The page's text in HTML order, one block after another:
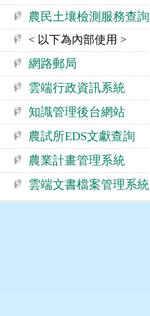
農民土壤檢測服務查詢
< 以下為內部使用 >
網路郵局
雲端行政資訊系統
知識管理後台網站
農試所EDS文獻查詢
農業計畫管理系統
雲端文書檔案管理系統